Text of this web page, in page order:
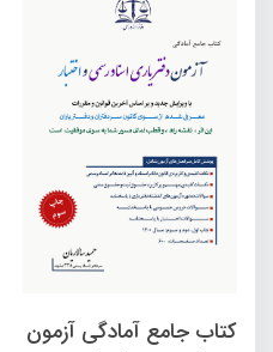
کتاب جامع آمادگی آزمون